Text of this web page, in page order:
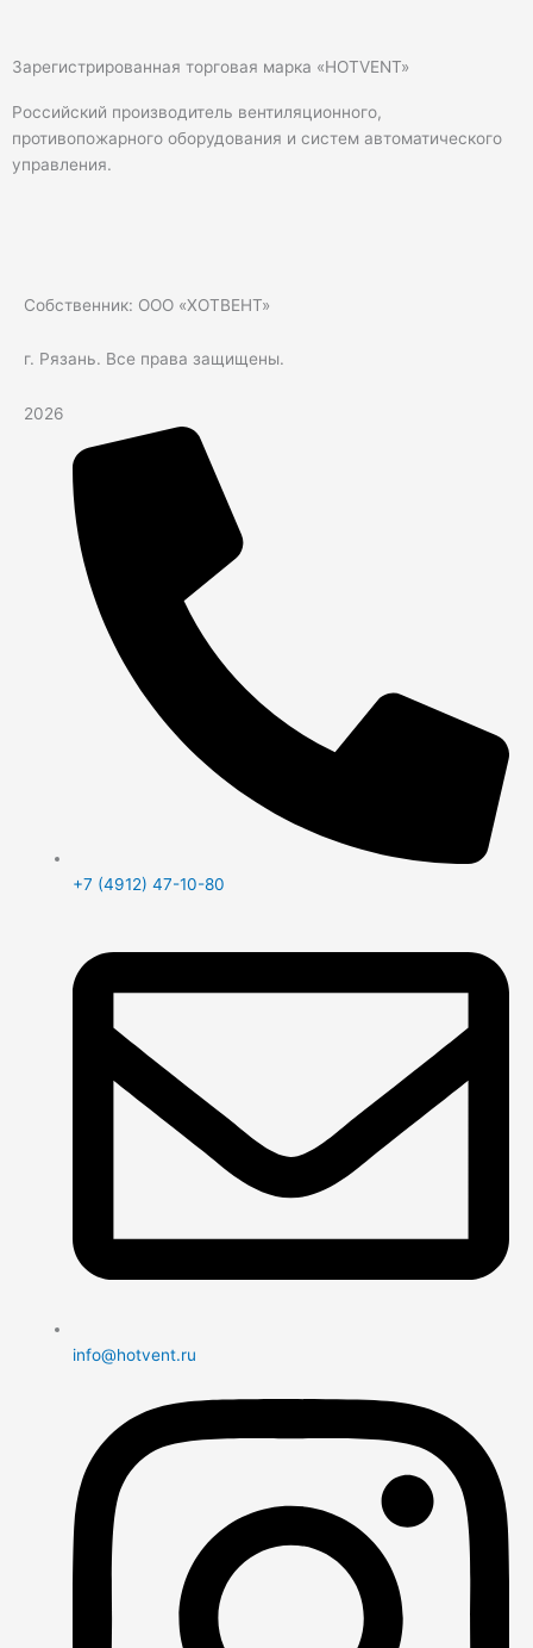
Зарегистрированная торговая марка «HOTVENT»
Российский производитель вентиляционного,
противопожарного оборудования и систем автоматического
управления.
Собственник: ООО «ХОТВЕНТ»
г. Рязань. Все права защищены.
2026
+7 (4912) 47-10-80
info@hotvent.ru